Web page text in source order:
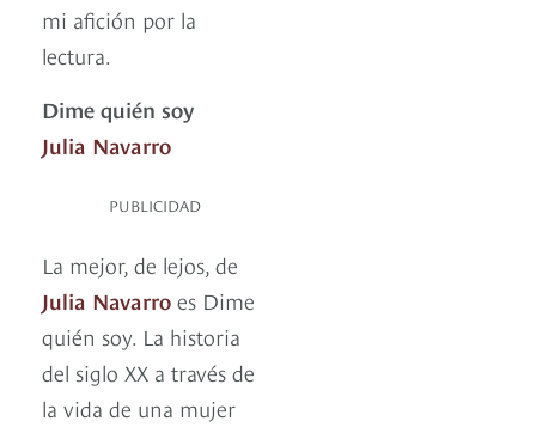
mi afición por la
lectura.
Dime quién soy
Julia Navarro
PUBLICIDAD
La mejor, de lejos, de
Julia Navarro es Dime
quién soy. La historia
del siglo XX a través de
la vida de una mujer